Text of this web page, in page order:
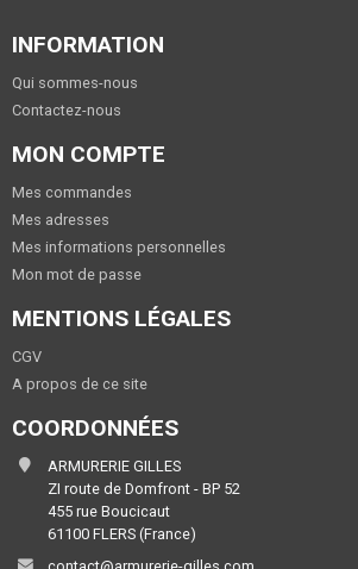
INFORMATION
Qui sommes-nous
Contactez-nous
MON COMPTE
Mes commandes
Mes adresses
Mes informations personnelles
Mon mot de passe
MENTIONS LÉGALES
CGV
A propos de ce site
COORDONNÉES
ARMURERIE GILLES
ZI route de Domfront - BP 52
455 rue Boucicaut
61100 FLERS (France)